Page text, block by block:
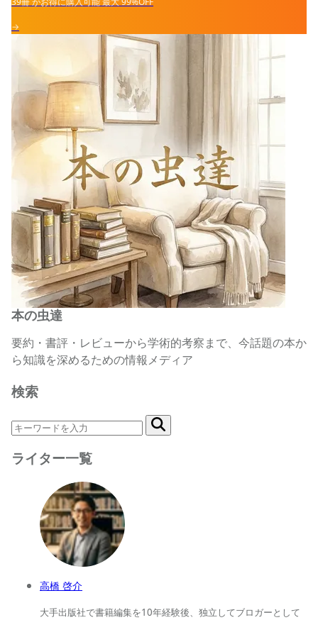
→
本の虫達
要約・書評・レビューから学術的考察まで、今話題の本か
ら知識を深めるための情報メディア
検索
ライター一覧
高橋 啓介
大手出版社で書籍編集を10年経験後、独立してブロガーとして